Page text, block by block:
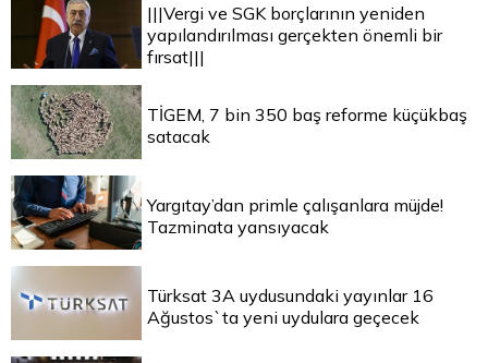
|||Vergi ve SGK borçlarının yeniden
yapılandırılması gerçekten önemli bir
fırsat|||
TİGEM, 7 bin 350 baş reforme küçükbaş
satacak
Yargıtay’dan primle çalışanlara müjde!
Tazminata yansıyacak
Türksat 3A uydusundaki yayınlar 16
Ağustos`ta yeni uydulara geçecek